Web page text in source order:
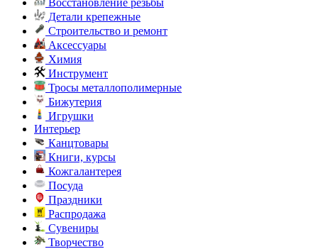
Восстановление резьбы
Детали крепежные
Строительство и ремонт
Аксессуары
Химия
Инструмент
Тросы металлополимерные
Бижутерия
Игрушки
Интерьер
Канцтовары
Книги, курсы
Кожгалантерея
Посуда
Праздники
Распродажа
Сувениры
Творчество